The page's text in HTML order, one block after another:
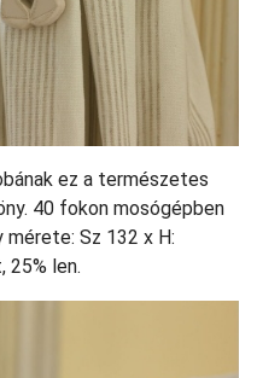
ez a természetes
40 fokon mosógépben
Sz 132 x H:
25% len.